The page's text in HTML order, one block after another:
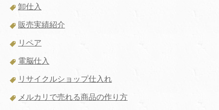
卸仕入
販売実績紹介
リペア
電脳仕入
リサイクルショップ仕入れ
メルカリで売れる商品の作り方